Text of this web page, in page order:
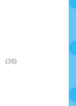
(38)